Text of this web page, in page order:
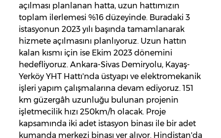
açılması planlanan hatta, uzun hattımızın
toplam ilerlemesi %16 düzeyinde. Buradaki 3
istasyonun 2023 yılı başında tamamlanarak
hizmete açılmasını planlıyoruz. Uzun hattın
kalan kısmı için ise Ekim 2023 dönemini
hedefliyoruz. Ankara-Sivas Demiryolu, Kayaş-
Yerköy YHT Hattı'nda üstyapı ve elektromekanik
işleri yapım çalışmalarına devam ediyoruz. 151
km güzergâh uzunluğu bulunan projenin
işletmecilik hızı 250km/h olacak. Proje
kapsamında iki adet istasyon binası ile bir adet
kumanda merkezi binası yer alıyor. Hindistan'da